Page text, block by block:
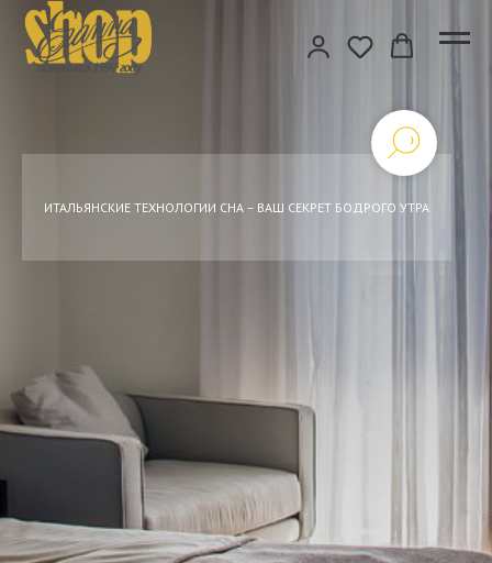
ИТАЛЬЯНСКИЕ ТЕХНОЛОГИИ СНА – ВАШ СЕКРЕТ БОДРОГО УТРА